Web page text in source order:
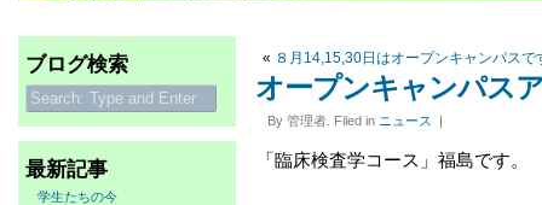
ブログ検索
最新記事
学生たちの今
« ８月14,15,30日はオープンキャンパスで
オープンキャンパス
By 管理者. Filed in ニュース |
「臨床検査学コース」福島です。